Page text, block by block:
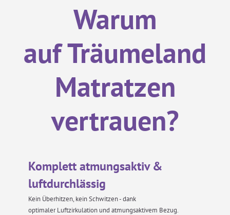
kühl und angenehm wie Leinen, warm wie
Wolle und nimmt deutlich mehr
Polyester
Polyester ist eine besonders
widerstandsfähige und elastische Faser -
daher eignet sie sich besonders für
Matratzenbezüge und wertet diese auf.
Warum
auf Träumeland
Matratzen
vertrauen?
Komplett atmungsaktiv &
luftdurchlässig
Kein Überhitzen, kein Schwitzen - dank
optimaler Luftzirkulation und atmungsaktivem Bezug.